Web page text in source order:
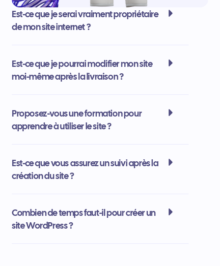
Est-ce que je serai vraiment propriétaire
de mon site internet ?
Est-ce que je pourrai modifier mon site
moi-même après la livraison ?
Proposez-vous une formation pour
apprendre à utiliser le site ?
Est-ce que vous assurez un suivi après la
création du site ?
Combien de temps faut-il pour créer un
site WordPress ?